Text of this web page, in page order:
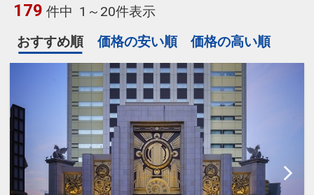
179 件中 1～20件表示
おすすめ順
価格の安い順 価格の高い順